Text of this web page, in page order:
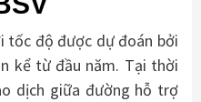
tốc độ được dự đoán bởi
kể từ đầu năm. Tại thời
dịch giữa đường hỗ trợ